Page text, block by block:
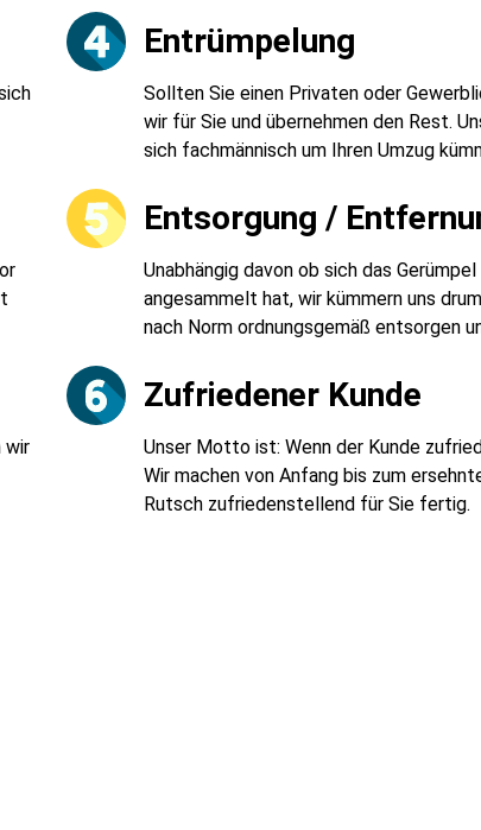
wir
Entrümpelung
Sollten Sie einen Privaten oder
wir für Sie und übernehmen den Rest.
sich fachmännisch um Ihren Umzug
Entsorgung /
Unabhängig davon ob sich das
angesammelt hat, wir kümmern uns
nach Norm ordnungsgemäß entsorgen
Zufriedener Kunde
Unser Motto ist: Wenn der Kunde
Wir machen von Anfang bis zum
Rutsch zufriedenstellend für Sie fertig.